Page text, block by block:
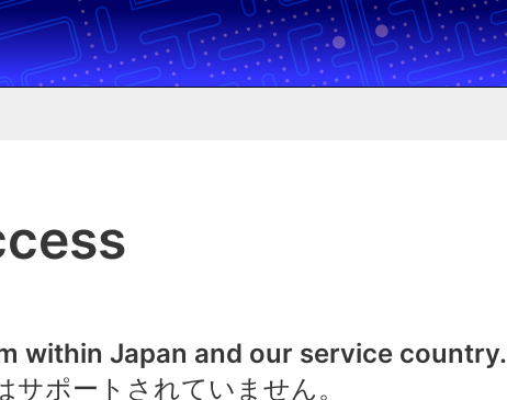
within Japan and our service country.
ポートされていません。